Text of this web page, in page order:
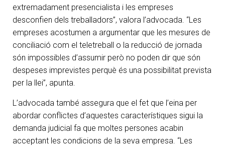
extremadament presencialista i les empreses
desconfien dels treballadors”, valora l’advocada. “Les
empreses acostumen a argumentar que les mesures de
conciliació com el teletreball o la reducció de jornada
són impossibles d’assumir però no poden dir que són
despeses imprevistes perquè és una possibilitat prevista
per la llei”, apunta.
L’advocada també assegura que el fet que l’eina per
abordar conflictes d’aquestes característiques sigui la
demanda judicial fa que moltes persones acabin
acceptant les condicions de la seva empresa. “Les